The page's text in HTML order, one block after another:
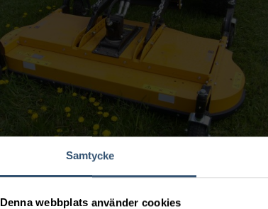
Samtycke
Denna webbplats använder cookies